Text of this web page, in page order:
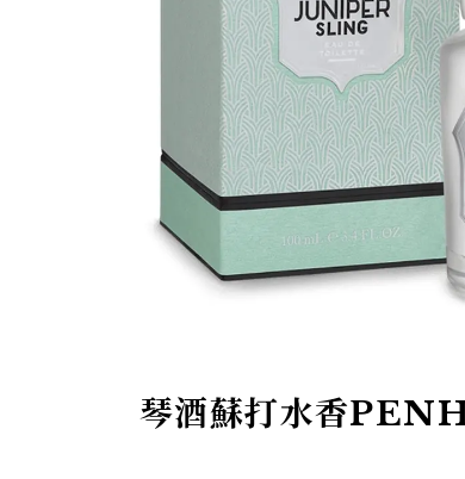
琴酒蘇打水香